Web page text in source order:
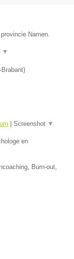
Namen.
▼
)
| Screenshot ▼
en
Burn-out,